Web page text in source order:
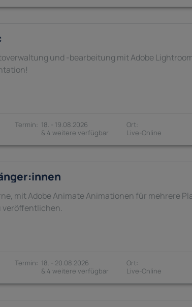
und -bearbeitung mit Adobe
18. - 19.08.2026
& 4 weitere verfügbar
mit Adobe Animate Animationen für mehrere
veröffentlichen.
18. - 20.08.2026
& 4 weitere verfügbar